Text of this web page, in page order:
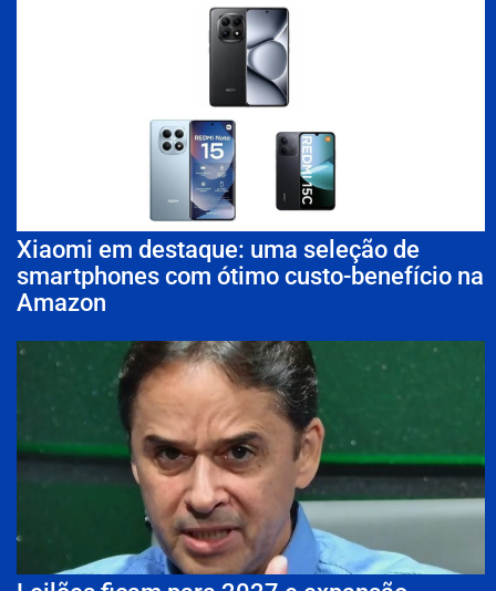
Xiaomi em destaque: uma seleção de
smartphones com ótimo custo-benefício na
Amazon